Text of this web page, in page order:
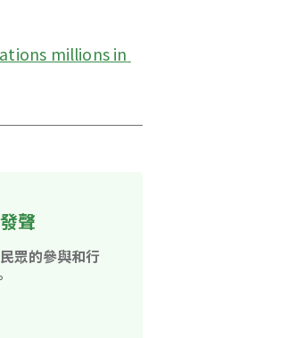
millions in
聲
眾的參與和行